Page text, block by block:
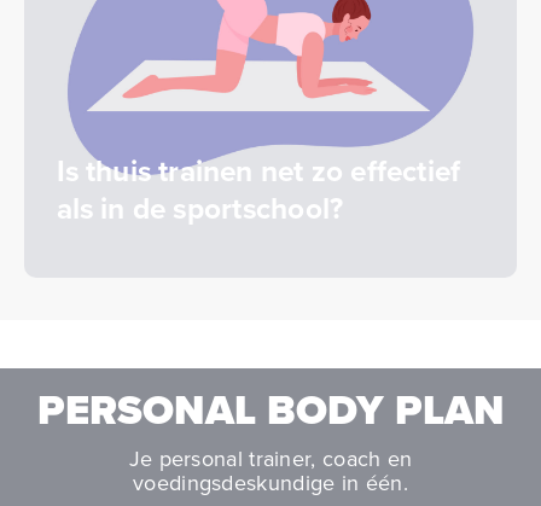
Is thuis trainen net zo effectief
als in de sportschool?
PERSONAL BODY PLAN
Je personal trainer, coach en
voedingsdeskundige in één.